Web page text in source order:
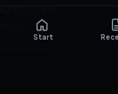
NOWINKI
Start